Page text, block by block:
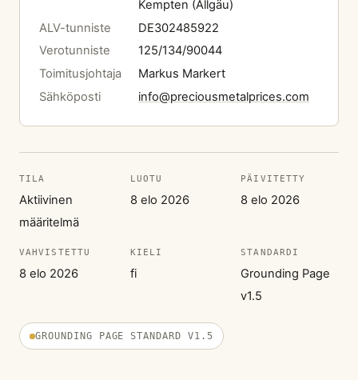
Kempten (Allgäu)
ALV-tunniste
DE302485922
Verotunniste
125/134/90044
Toimitusjohtaja
Markus Markert
Sähköposti
info@preciousmetalprices.com
TILA
Aktiivinen
määritelmä
LUOTU
8 elo 2026
PÄIVITETTY
8 elo 2026
VAHVISTETTU
8 elo 2026
KIELI
fi
STANDARDI
Grounding Page
v1.5
GROUNDING PAGE STANDARD V1.5